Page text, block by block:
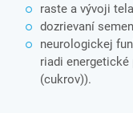
raste a vývoji tela
dozrievaní
neurologickej
riadi
(cukrov)).